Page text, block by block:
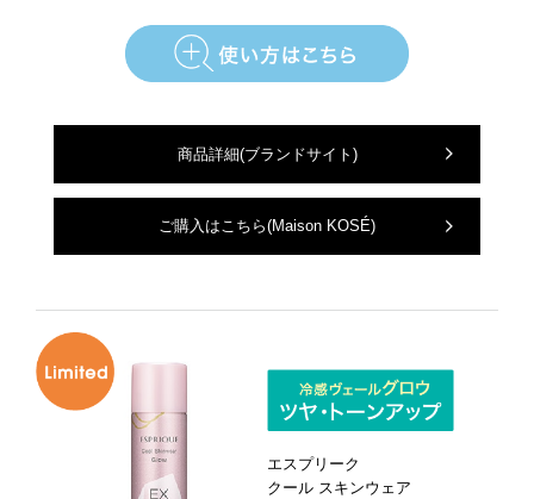
商品詳細(ブランドサイト)
ご購入はこちら(Maison KOSÉ)
エスプリーク
クール スキンウェア